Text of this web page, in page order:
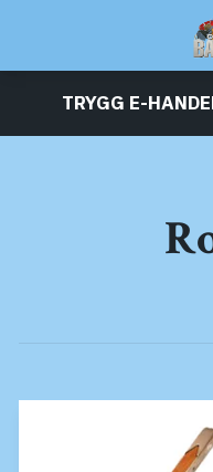
TRYGG E-